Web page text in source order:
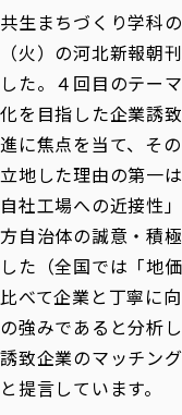
役員・評議員一覧
キャンパス案内
研究活動における
大学広報誌「
初年次教育（リ
リエゾンゼミ・ナ
お役立ち情報（リ
放射線モニタリン
事業計画／財務・
大学評価
IR情報
学校教育法施行規
教職課程における
学部・学科等設置
情報公開規程
リハビリテーショ
医療経営管理学科
情報福祉マネ
仏教専修科
大学院
大学院
総合福祉学研究科
総合福祉学研究
総合福祉学研究
教育学研究科 教
通信教育部
通信教育部
通信制大学院 総合
通信制大学院 総合
カリキュラム
その他の就学
学びの特徴
学びの特徴
東北福祉大学のキ
進路・就職支援
東北福祉大学のキ
採用ご担当者
採用ご担当者様へ
センター長の挨拶
求人の受付につい
単独学内説明会の
在学生の方
在学生の方
資格取得報奨制度
東北福祉大学求人
卒業生の方
卒業生の方
卒業後のキャリア
在学生による訪問
卒業生アンケート
よくあるご質問
東北福祉大学の
在学生インタ
大学指定団体
交換留学生
海外留学・研修
外国人在学生
Prospective
学生支援セン
スタッフ紹介
ニュース一覧
東北福祉大学
東北福祉大学の研
東北福祉大学の研
東北福祉大学
東北福祉大学の紀
研究紀要
教職研究
東北福祉大学教育
芹沢銈介美術工芸
東北福祉大学機関
東北福祉大学オー
産学・産学官
産学・産学官連携
「高齢者のフレイ
高齢者施設特化型
学生参加 × 産学官
社会貢献・地
社会貢献・地域連
社会貢献への取り
社会貢献・地域連
各種社会貢献活動
生涯学習・社
自治体・団体
自治体・団体等と
生涯教育・キャリ
生涯学習・社
月例TFU実学
特別支援教育研
TFU教育フォ
関
取材
施
同
学内ポー
Universal
共生まちづくり学科
（火）の河北新報朝
した。４回目のテー
化を目指した企業誘
進に焦点を当て、そ
立地した理由の第一
自社工場への近接性
方自治体の誠意・積
した（全国では「地
比べて企業と丁寧に
の強みであると分析
誘致企業のマッチン
と提言しています。